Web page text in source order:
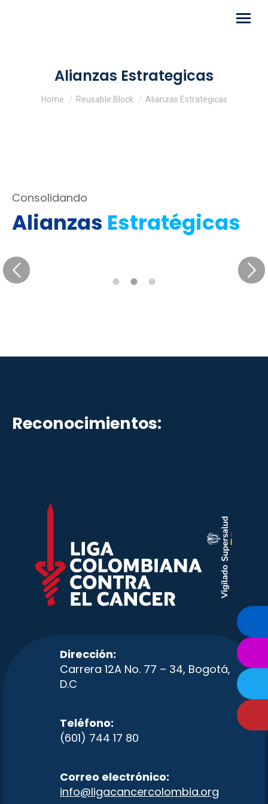
Alianzas Estrategicas
You are here:
Home Reusable Block Alianzas Estrategicas
Consolidando
Alianzas Estratégicas
Reconocimientos:
Dirección:
Carrera 12A No. 77 – 34, Bogotá,
D.C
Teléfono:
(601) 744 17 80
Correo electrónico:
info@ligacancercolombia.org